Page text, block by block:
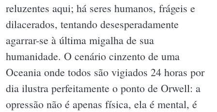
reluzentes aqui; há seres humanos, frágeis e
dilacerados, tentando desesperadamente
agarrar-se à última migalha de sua
humanidade. O cenário cinzento de uma
Oceania onde todos são vigiados 24 horas por
dia ilustra perfeitamente o ponto de Orwell: a
opressão não é apenas física, ela é mental, é